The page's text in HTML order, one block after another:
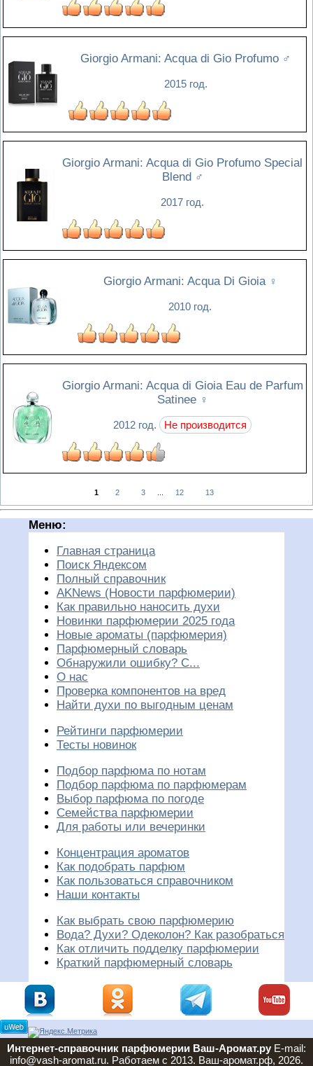
Giorgio Armani: Acqua di Gio Profumo ♂
2015 год.
Giorgio Armani: Acqua di Gio Profumo Special
Blend ♂
2017 год.
Giorgio Armani: Acqua Di Gioia ♀
2010 год.
Giorgio Armani: Acqua di Gioia Eau de Parfum
Satinee ♀
2012 год. Не производится
1 2 3 12 13
Меню:
Главная страница
Поиск Яндексом
Полный справочник
AKNews (Новости парфюмерии)
Как правильно наносить духи
Новинки парфюмерии 2025 года
Новые ароматы (парфюмерия)
Парфюмерный словарь
Обнаружили ошибку? С...
О нас
Проверка компонентов на вред
Найти духи по выгодным ценам
Рейтинги парфюмерии
Тесты новинок
Подбор парфюма по нотам
Подбор парфюма по парфюмерам
Выбор парфюма по погоде
Семейства парфюмерии
Для работы или вечеринки
Концентрация ароматов
Как подобрать парфюм
Как пользоваться справочником
Наши контакты
Как выбрать свою парфюмерию
Вода? Духи? Одеколон? Как разобраться
Как отличить подделку парфюмерии
Краткий парфюмерный словарь
Интернет-справочник парфюмерии Ваш-Аромат.ру E-mail:
info@vash-aromat.ru. Работаем с 2013. Ваш-аромат.рф, 2026.